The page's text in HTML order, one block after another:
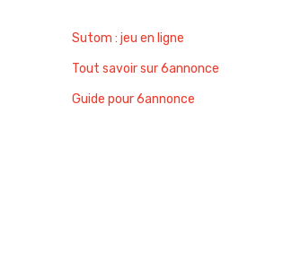
Sutom : jeu en ligne
Tout savoir sur 6annonce
Guide pour 6annonce